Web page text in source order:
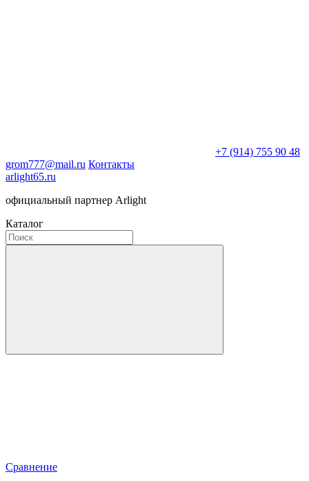
+7 (914) 755 90 48
grom777@mail.ru Контакты
arlight65.ru
официальный партнер Arlight
Каталог
Сравнение